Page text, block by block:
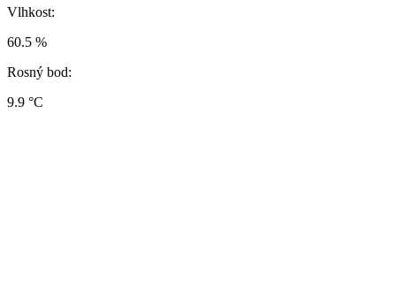
Vlhkost:
60.5 %
Rosný bod:
9.9 °C